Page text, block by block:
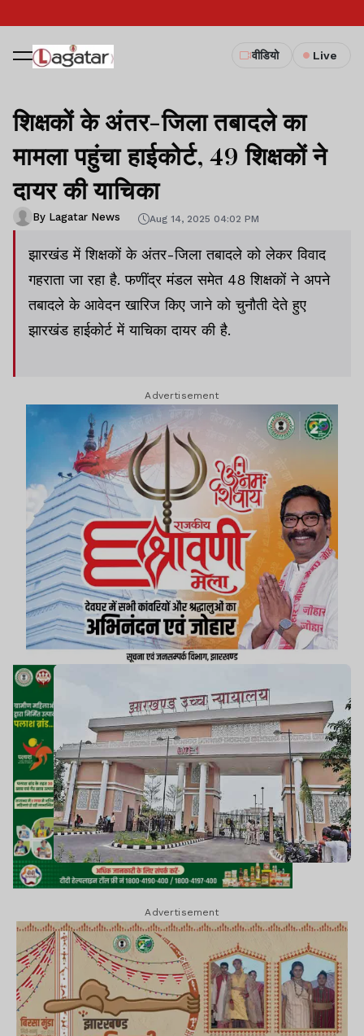
वीडियो Live
शिक्षकों के अंतर-जिला तबादले का
मामला पहुंचा हाईकोर्ट, 49 शिक्षकों ने
दायर की याचिका
By Lagatar News Aug 14, 2025 04:02 PM
झारखंड में शिक्षकों के अंतर-जिला तबादले को लेकर विवाद
गहराता जा रहा है. फणींद्र मंडल समेत 48 शिक्षकों ने अपने
तबादले के आवेदन खारिज किए जाने को चुनौती देते हुए
झारखंड हाईकोर्ट में याचिका दायर की है.
Advertisement
Advertisement